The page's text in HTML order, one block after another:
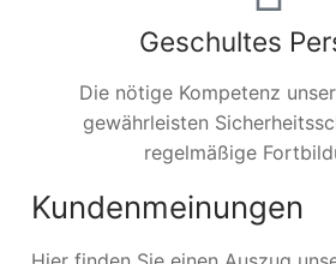
Geschultes
Die nötige Kompetenz
gewährleisten
regelmäßige
Kundenmeinungen